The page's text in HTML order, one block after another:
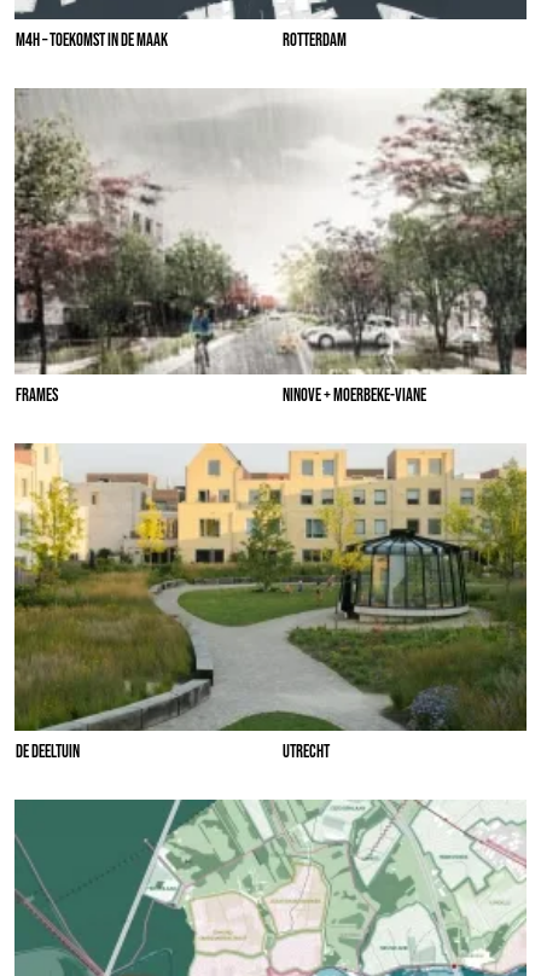
M4H – TOEKOMST IN DE MAAK ROTTERDAM
FRAMES NINOVE + MOERBEKE-VIANE
DE DEELTUIN UTRECHT